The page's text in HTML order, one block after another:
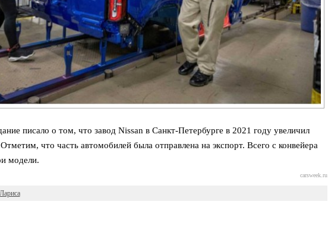
писало о том, что завод Nissan в Санкт-Петербурге в 2021 году увеличил
что часть автомобилей была отправлена на экспорт. Всего с конвейера
модели.
carsweek.ru